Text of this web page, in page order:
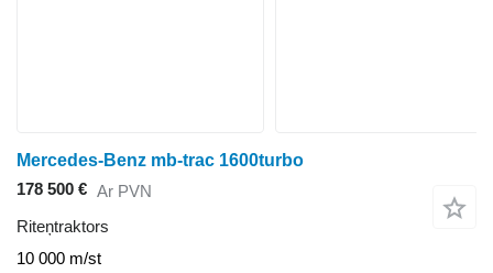
Mercedes-Benz mb-trac 1600turbo
178 500 € Ar PVN
Riteņtraktors
10 000 m/st